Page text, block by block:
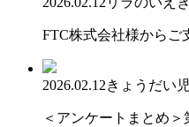
FTC株式会社様からご
2026.02.12きょうだい
＜アンケートまとめ